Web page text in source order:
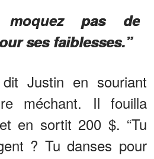
moquez pas de
ses faiblesses.”
Justin en souriant
méchant. Il fouilla
en sortit 200 $. “Tu
? Tu danses pour